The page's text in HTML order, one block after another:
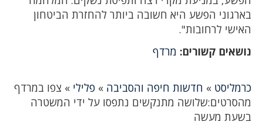
בארגוני הפשע היא חשובה ביותר להחזרת הביטחון
האישי לרחובות".
נושאים קשורים:מרדף
כרמליסט» חדשות חיפה והסביבה» פלילי» צפו במרדף
מהסרטים:שלושה מתנקשים נתפסו על ידי המשטרה
בשעת מעשה